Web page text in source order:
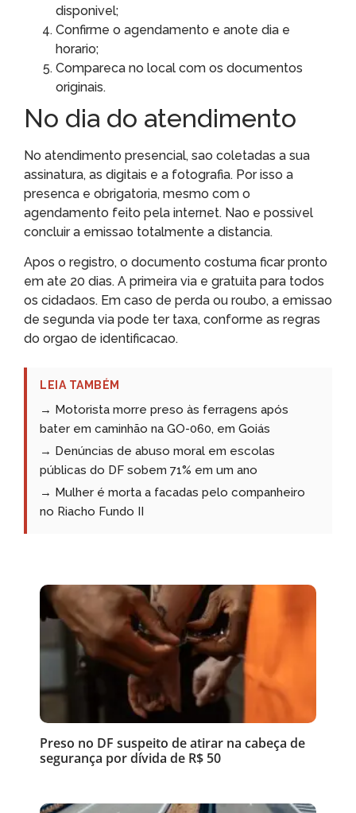
disponivel;
Confirme o agendamento e anote dia e
horario;
Compareca no local com os documentos
originais.
No dia do atendimento
No atendimento presencial, sao coletadas a sua
assinatura, as digitais e a fotografia. Por isso a
presenca e obrigatoria, mesmo com o
agendamento feito pela internet. Nao e possivel
concluir a emissao totalmente a distancia.
Apos o registro, o documento costuma ficar pronto
em ate 20 dias. A primeira via e gratuita para todos
os cidadaos. Em caso de perda ou roubo, a emissao
de segunda via pode ter taxa, conforme as regras
do orgao de identificacao.
LEIA TAMBÉM
→ Motorista morre preso às ferragens após
bater em caminhão na GO-060, em Goiás
→ Denúncias de abuso moral em escolas
públicas do DF sobem 71% em um ano
→ Mulher é morta a facadas pelo companheiro
no Riacho Fundo II
Preso no DF suspeito de atirar na cabeça de
segurança por dívida de R$ 50